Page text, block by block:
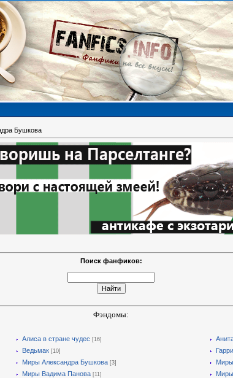
Бушкова
Поиск фанфиков:
Фэндомы:
Алиса в стране чудес [16]
Ведьмак [10]
Миры Александра Бушкова [3] Миры
Миры Вадима Панова [11] Миры